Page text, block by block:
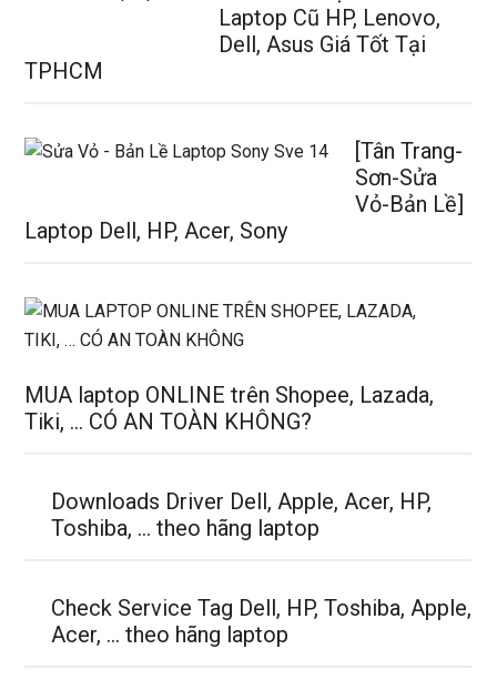
Laptop Cũ HP, Lenovo,
Dell, Asus Giá Tốt Tại
TPHCM
[Tân Trang-
Sơn-Sửa
Vỏ-Bản Lề]
Laptop Dell, HP, Acer, Sony
MUA laptop ONLINE trên Shopee, Lazada,
Tiki, … CÓ AN TOÀN KHÔNG?
Downloads Driver Dell, Apple, Acer, HP,
Toshiba, … theo hãng laptop
Check Service Tag Dell, HP, Toshiba, Apple,
Acer, … theo hãng laptop